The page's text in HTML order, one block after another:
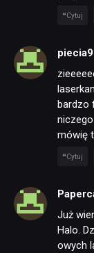
Cytuj
bardzo
mówię
Cytuj
Już
Halo.
owych